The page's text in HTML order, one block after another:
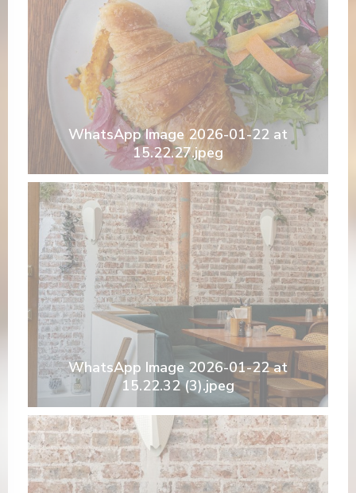
WhatsApp Image 2026-01-22 at
15.22.27.jpeg
WhatsApp Image 2026-01-22 at
15.22.32 (3).jpeg